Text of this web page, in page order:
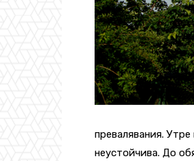
превалявания.
неустойчива. До